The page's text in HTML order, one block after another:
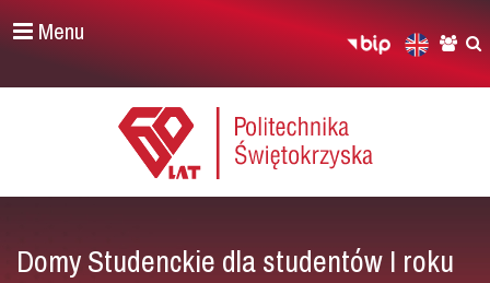
Menu
Domy Studenckie dla studentów I roku